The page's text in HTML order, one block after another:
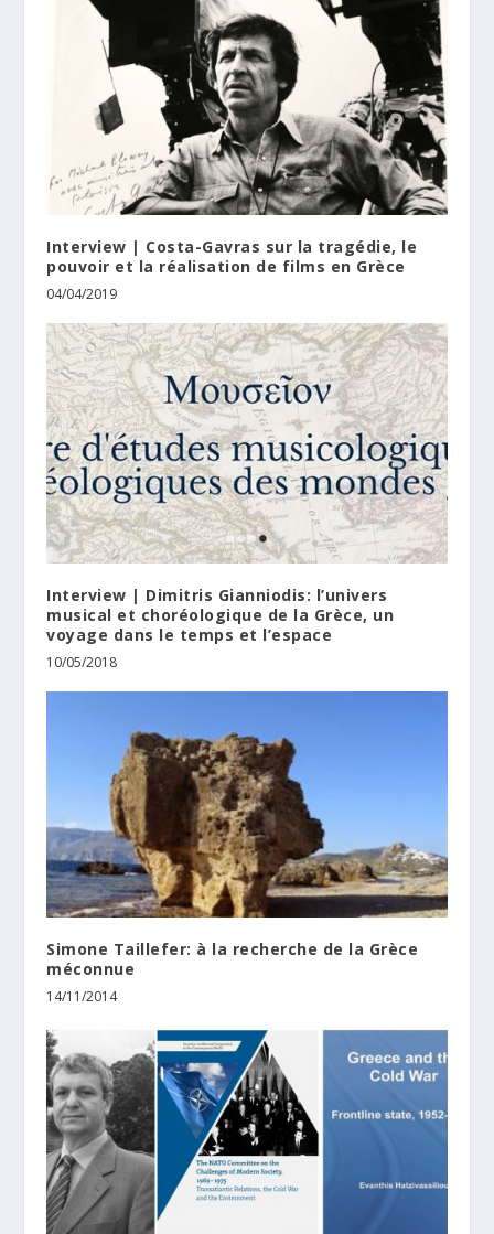
Interview | Costa-Gavras sur la tragédie, le
pouvoir et la réalisation de films en Grèce
04/04/2019
Interview | Dimitris Gianniodis: l’univers
musical et choréologique de la Grèce, un
voyage dans le temps et l’espace
10/05/2018
Simone Taillefer: à la recherche de la Grèce
méconnue
14/11/2014